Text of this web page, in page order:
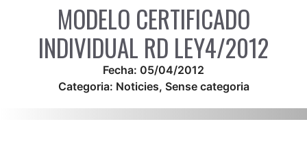
MODELO CERTIFICADO
INDIVIDUAL RD LEY4/2012
Fecha: 05/04/2012
Categoria: Noticies, Sense categoria